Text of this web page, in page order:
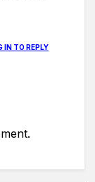
IN TO REPLY